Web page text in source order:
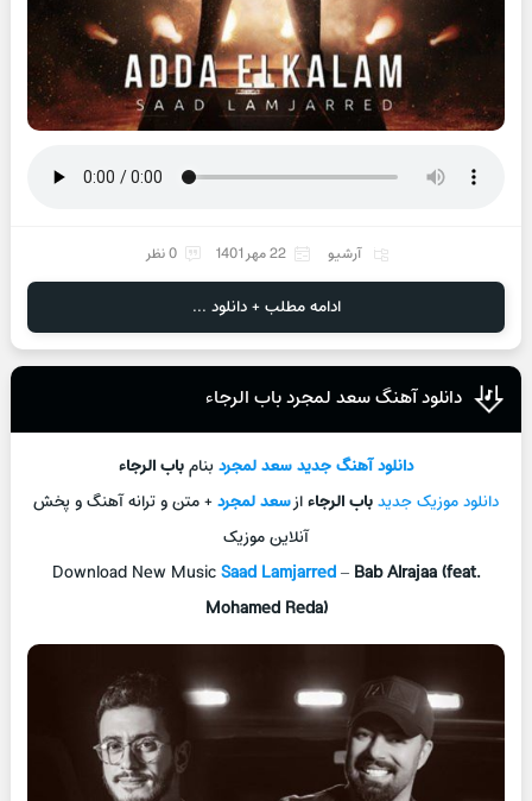
آرشیو 22 مهر 1401 0 نظر
ادامه مطلب + دانلود ...
دانلود آهنگ سعد لمجرد باب الرجاء
دانلود آهنگ جدیدسعد لمجردبنامباب الرجاء
دانلود موزیک جدیدباب الرجاءازسعد لمجرد+ متن و ترانه آهنگ و پخش
آنلاین موزیک
Download New MusicSaad Lamjarred– Bab Alrajaa (feat.
Mohamed Reda)